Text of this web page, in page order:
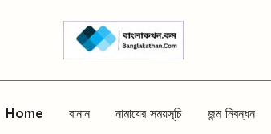
Home বানান নামাযের সময়সূচি জন্ম নিবন্ধন